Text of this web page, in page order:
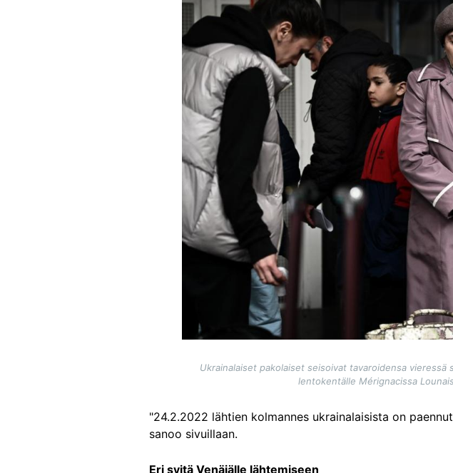
Ukrainalaiset pakolaiset seisoivat tavaroidensa
lentokentälle Mérignacissa
"24.2.2022 lähtien kolmannes ukrainalaisista on
sanoo sivuillaan.
Eri syitä Venäjälle lähtemiseen